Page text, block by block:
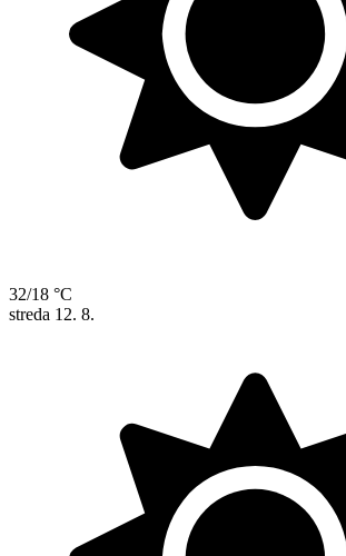
32/18 °C
streda 12. 8.